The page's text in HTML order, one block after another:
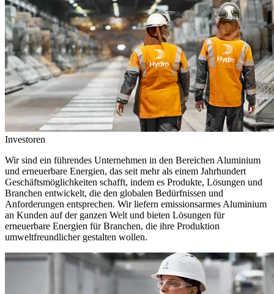
Investoren
Wir sind ein führendes Unternehmen in den Bereichen Aluminium
und erneuerbare Energien, das seit mehr als einem Jahrhundert
Geschäftsmöglichkeiten schafft, indem es Produkte, Lösungen und
Branchen entwickelt, die den globalen Bedürfnissen und
Anforderungen entsprechen. Wir liefern emissionsarmes Aluminium
an Kunden auf der ganzen Welt und bieten Lösungen für
erneuerbare Energien für Branchen, die ihre Produktion
umweltfreundlicher gestalten wollen.